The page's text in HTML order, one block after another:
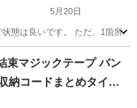
5月20日
態は良いです。 ただ、1箇所
SRS束マジックテープ バン
納コードまとめタイラ
ージメントタイラップ